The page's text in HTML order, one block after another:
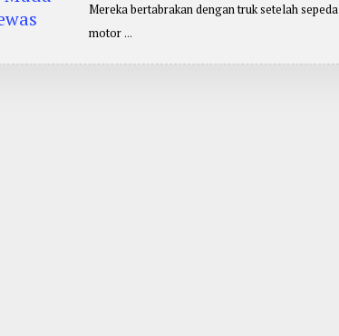
P
E
Mereka bertabrakan dengan truk setelah sepeda
motor